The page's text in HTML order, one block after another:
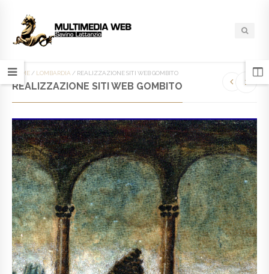
HOME / LOMBARDIA / REALIZZAZIONE SITI WEB GOMBITO
REALIZZAZIONE SITI WEB GOMBITO